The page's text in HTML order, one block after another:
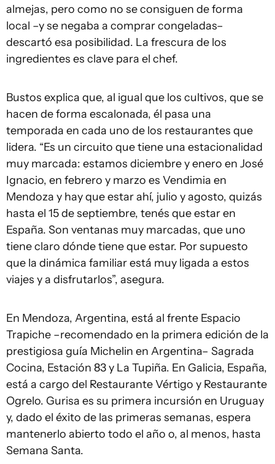
almejas, pero como no se consiguen de forma
local –y se negaba a comprar congeladas–
descartó esa posibilidad. La frescura de los
ingredientes es clave para el chef.
Bustos explica que, al igual que los cultivos, que se
hacen de forma escalonada, él pasa una
temporada en cada uno de los restaurantes que
lidera. “Es un circuito que tiene una estacionalidad
muy marcada: estamos diciembre y enero en José
Ignacio, en febrero y marzo es Vendimia en
Mendoza y hay que estar ahí, julio y agosto, quizás
hasta el 15 de septiembre, tenés que estar en
España. Son ventanas muy marcadas, que uno
tiene claro dónde tiene que estar. Por supuesto
que la dinámica familiar está muy ligada a estos
viajes y a disfrutarlos”, asegura.
En Mendoza, Argentina, está al frente Espacio
Trapiche –recomendado en la primera edición de la
prestigiosa guía Michelin en Argentina– Sagrada
Cocina, Estación 83 y La Tupiña. En Galicia, España,
está a cargo del Restaurante Vértigo y Restaurante
Ogrelo. Gurisa es su primera incursión en Uruguay
y, dado el éxito de las primeras semanas, espera
mantenerlo abierto todo el año o, al menos, hasta
Semana Santa.